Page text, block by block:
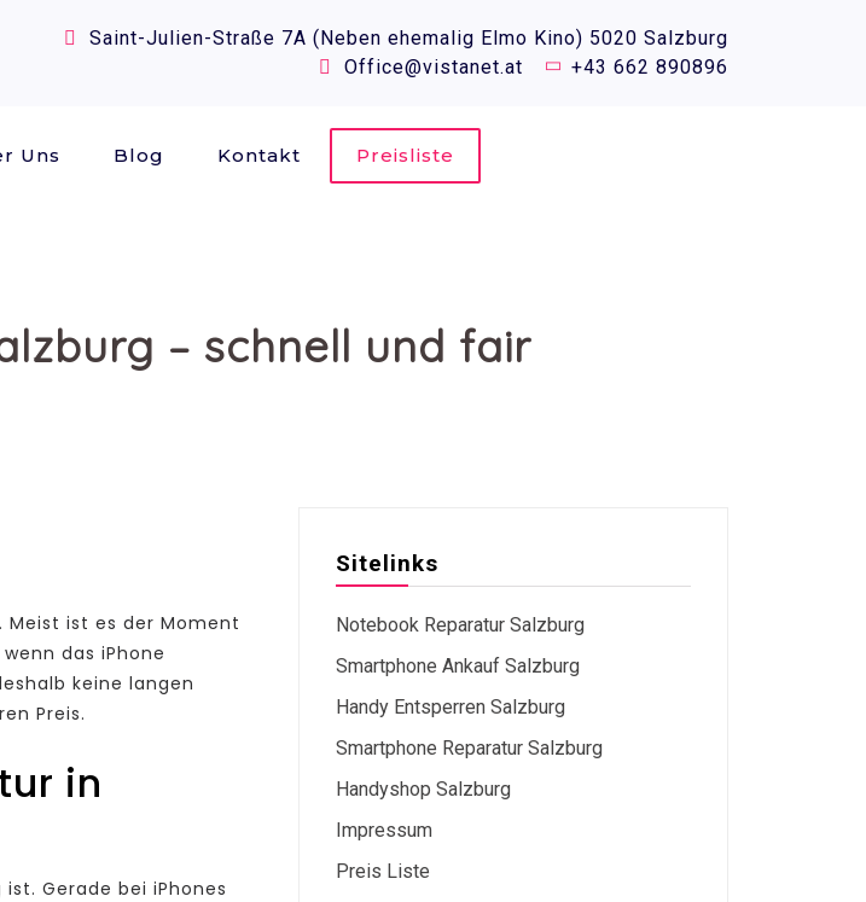
Saint-Julien-Straße 7A (Neben ehemalig Elmo Kino) 5020 Salzburg
Office@vistanet.at
+43 662 890896
Uns Blog Kontakt Preisliste
– schnell und fair
Meist ist es der Moment
das iPhone
keine langen
Preis.
in
Gerade bei iPhones
Sitelinks
Notebook Reparatur Salzburg
Smartphone Ankauf Salzburg
Handy Entsperren Salzburg
Smartphone Reparatur Salzburg
Handyshop Salzburg
Impressum
Preis Liste